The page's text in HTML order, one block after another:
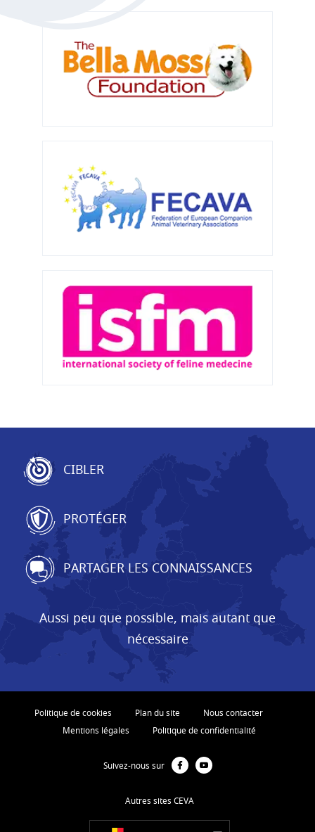
CIBLER
PROTÉGER
PARTAGER LES CONNAISSANCES
Aussi peu que possible, mais autant que
nécessaire
Politique de cookies Plan du site
Nous contacter
Mentions légales
Politique de confidentialité
Suivez-nous sur
Autres sites CEVA